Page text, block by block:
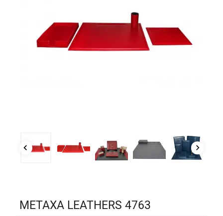
METAXA LEATHERS 4763